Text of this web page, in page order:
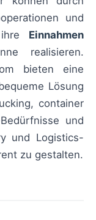
und
Einnahmen
realisieren.
bieten eine
Lösung
container
und
und Logistics-
zu gestalten.